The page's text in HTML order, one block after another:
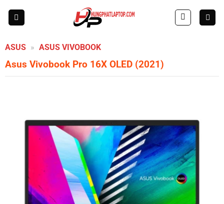
ASUS » ASUS VIVOBOOK
Asus Vivobook Pro 16X OLED (2021)